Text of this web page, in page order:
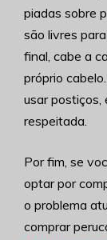
piadas sobre
são livres
final, cabe a
próprio
usar postiços,
respeitada.
Por fim, se
optar por
o problema
comprar